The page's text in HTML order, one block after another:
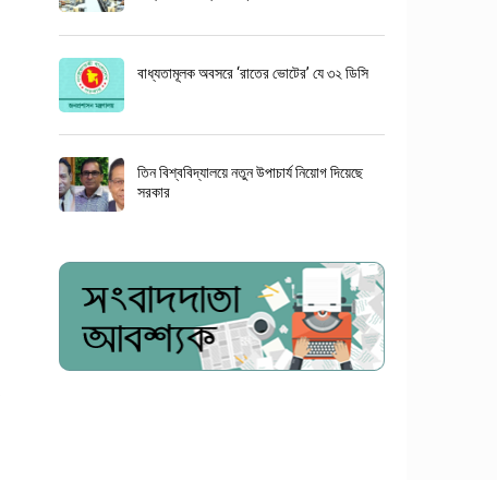
বাধ্যতামূলক অবসরে ‘রাতের ভোটের’ যে ৩২ ডিসি
তিন বিশ্ববিদ্যালয়ে নতুন উপাচার্য নিয়োগ দিয়েছে
সরকার